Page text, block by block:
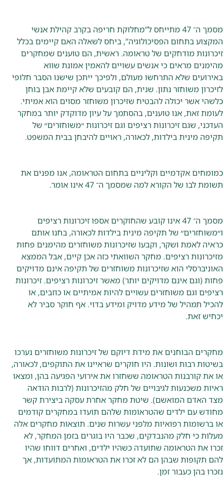
מסמך ה־ 47 מתייחס ל”מחלוקת חריפה בקרב קהילת אנשי
המקצוע בתחום הפסיכולוגיה”, ביחס לשאלה האם קיימים בכלל
זיכרונות מודחקים של טראומה. ראשית, הם טוענים שמחקרים
מהימנים מראים כי אנשים עשויים להאמין אמונת שווא
באירועים שלא התרחשו מעולם, ולפיכך ייתכן שישנו הסבר חלופי
לזיכרון משוחזר נתון. שנית, הם קובעים שלא קיימת אבן בוחן
כלשהי אשר יכולה להבטיח שזיכרון משוחזר מסוים הוא אמיתי.
לעומת זאת, אנו טוענים, בהסתמך על עיון מדוקדק יותר במחקר
העדכני, שגם זיכרונות רציפים וגם זיכרונות ״משוחזרים״ של
תקיפה מינית בילדות, לכאורה, ראויים להיבחן בבית המשפט.
כמומחים אקדמיים וקליניים בתחום הטראומה, אנו מפנים את
תשומת לבו של הקורא למה שמסמך ה־ 47 אינו אומר.
מסמך ה־ 47 אינו קובע שהחוקרים אספו זיכרונות רציפים
ו״משוחזרים״ של תקיפה מינית בילדות לכאורה, בחנו אותם
כראיה לאמת ושקר, וקבעו שזיכרונות משוחזרים מהימנים פחות
מזיכרונות רציפים. מחקר השוואתי כזה אכן קיים, אבל הממצא
האוניברסלי הוא שזיכרונות משוחזרים של תקיפה אינם מדויקים
פחות (וגם אינם מדויקים יותר) מאשר זיכרונות רציפים. זיכרונות
רציפים וגם משוחזרים עשויים להיות אמיתיים או כוזבים, או
להכיל תמהיל של מידע מדויק ומידע בדוי. אף חוקר סביר לא
יכחיש זאת.
מחקרים הבוחנים את מידת דיוקם של זיכרונות משוחזרים נערכו
בשיטות רבות ושונות. היו חוקרים שראיינו את התוקפים, לכאורה,
או את קורבנות הטראומה ששחזרו את אירועי הפגיעה בהן, ומצאו
ראיות משכנעות לגיבויים של חלק מהזיכרונות (לרבות הודאה
מצד האדם המואשם). שיטת מחקר אחרת עסקה ביצירת קשר
מחודש עם ילדים שהטראומות שלהם תועדו במחקרים קודמים
או ברשומות רפואיות מלפני עשרות שנים. תוצאות מחקרים אלה
מעלות כי חלק מהנבדקים, שכבר היו בוגרים בזמן המחקר, לא
זכרו את הטראומה שתועדה כשהיו ילדים, ואחרים דווחו שהיו
להם תקופות שבהן הם לא זכרו את הטראומות המתועדות, אך
נזכרו בהן כעבור זמן.